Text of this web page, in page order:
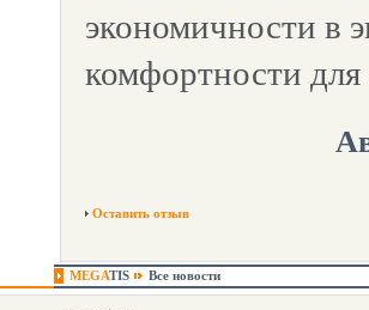
экономичности в
комфортности
Оставить отзыв
MEGATIS Все новости